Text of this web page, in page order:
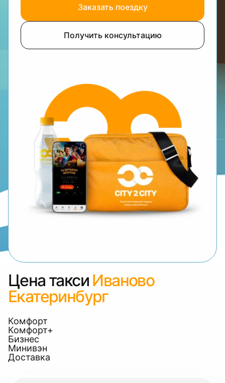
Заказать поездку
Получить консультацию
Цена такси Иваново
Екатеринбург
Комфорт
Комфорт+
Бизнес
Минивэн
Доставка